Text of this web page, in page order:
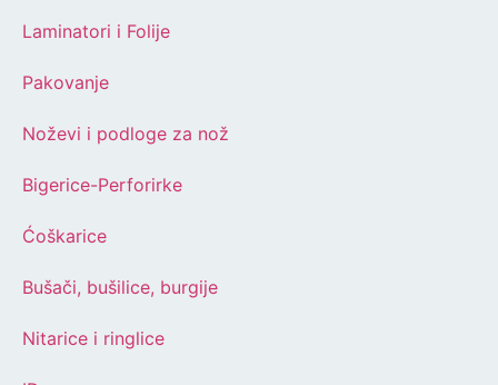
Laminatori i Folije
Pakovanje
Noževi i podloge za nož
Bigerice-Perforirke
Ćoškarice
Bušači, bušilice, burgije
Nitarice i ringlice